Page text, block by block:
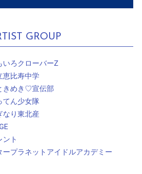
GROUP
いろクローバーZ
恵比寿中学
きめき♡宣伝部
てん少女隊
なり東北産
ント
ープラネットアイドルアカデミー